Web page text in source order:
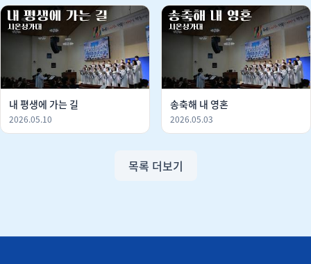
내 평생에 가는 길
2026.05.10
송축해 내 영혼
2026.05.03
목록 더보기